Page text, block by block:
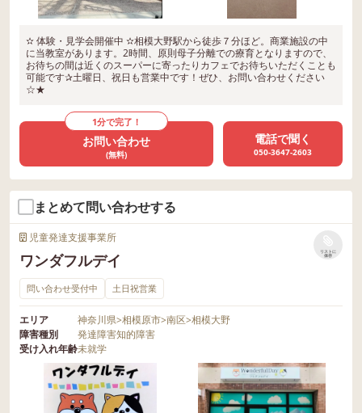
✫ 体験・見学会開催中 ✫相模大野駅から徒歩７分ほど。商業施設の中
に当教室があります。2時間、原則母子分離での療育となりますので、
お待ちの間は近くのスーパーに寄ったりカフェでお待ちいただくことも
可能です✰土曜日、祝日も営業中です！ぜひ、お問い合わせください
☆★
1分で完了！
お問い合わせ
(無料)
電話で聞く
050-3647-2603
まとめて問い合わせする
児童発達支援事業所
ワンダフルデイ
リストに
保存
問い合わせ受付中 土日祝営業
エリア 神奈川県>相模原市>南区>相模大野
障害種別
発達障害知的障害
受け入れ年齢未就学